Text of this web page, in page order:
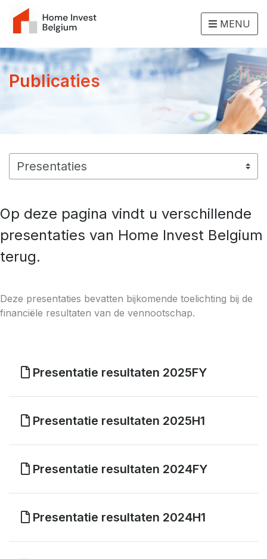
MENU
Publicaties
Op deze pagina vindt u verschillende
presentaties van Home Invest Belgium
terug.
Deze presentaties bevatten bijkomende toelichting bij de
financiële resultaten van de vennootschap.
Presentatie resultaten 2025FY
Presentatie resultaten 2025H1
Presentatie resultaten 2024FY
Presentatie resultaten 2024H1